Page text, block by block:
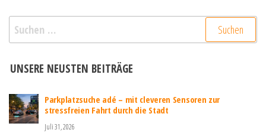
Suchen
nach:
UNSERE NEUSTEN BEITRÄGE
Parkplatzsuche adé – mit cleveren Sensoren zur
stressfreien Fahrt durch die Stadt
Juli 31, 2026